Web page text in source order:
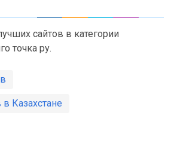
сайтов в категории
точка ру.
Казахстане